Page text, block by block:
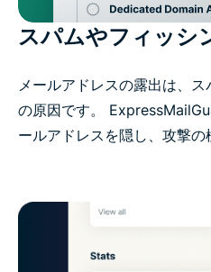
スパムやフィッシ
メールアドレスの露出は、
の原因です。
ールアドレスを隠し、攻撃の